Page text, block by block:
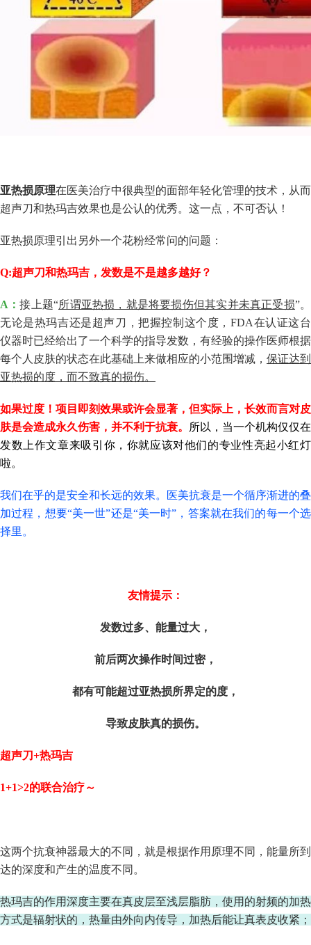
亚热损原理在医美治疗中很典型的面部年轻化管理的技术，从而
超声刀和热玛吉效果也是公认的优秀。这一点，不可否认！
亚热损原理引出另外一个花粉经常问的问题：
Q:超声刀和热玛吉，发数是不是越多越好？
A：接上题“所谓亚热损，就是将要损伤但其实并未真正受损”。
无论是热玛吉还是超声刀，把握控制这个度，FDA在认证这台
仪器时已经给出了一个科学的指导发数，有经验的操作医师根据
每个人皮肤的状态在此基础上来做相应的小范围增减， 保证达到
亚热损的度，而不致真的损伤。
如果过度！项目即刻效果或许会显著，但实际上，长效而言对皮
肤是会造成永久伤害，并不利于抗衰。
所以，当一个机构仅仅在
发数上作文章来吸引你，你就应该对他们的专业性亮起小红灯
啦。
我们在乎的是安全和长远的效果。 医美抗衰是一个循序渐进的叠
加过程，想要“美一世”还是“美一时”，答案就在我们的每一个选
择里。
友情提示：
发数过多、 能量过大，
前后两次操作时间过密，
都有可能超过亚热损所界定的度，
导致皮肤真的损伤。
超声刀+热玛吉
1+1>2的联合治疗～
这两个抗衰神器最大的不同，就是根据作用原理不同，能量所到
达的深度和产生的温度不同。
热玛吉的作用深度主要在真皮层至浅层脂肪，使用的射频的加热
方式是辐射状的，热量由外向内传导，加热后能让真表皮收紧；